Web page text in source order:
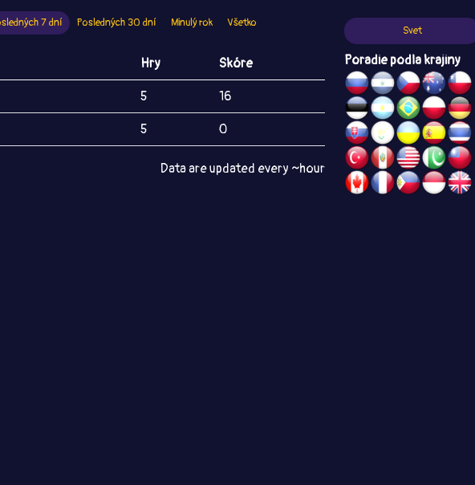
7 dní Posledných 30 dní Minulý rok Všetko
Hry Skóre
5 16
5 0
Data are updated every ~hour
Svet
Poradie podla krajiny